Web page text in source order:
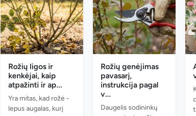
Rožių ligos ir
kenkėjai, kaip
atpažinti ir ap...
Yra mitas, kad rožė -
lepus augalas, kurį
Rožių genėjimas
pavasarį,
instrukcija pagal
v...
Daugelis sodininkų